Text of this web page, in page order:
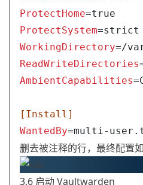
ProtectHome=true
ProtectSystem=strict
WorkingDirectory=/
ReadWriteDirectories
AmbientCapabilities
[Install]
WantedBy=multi-
删去被注释的行，最终配置如
3.6 启动 Vaultwarden